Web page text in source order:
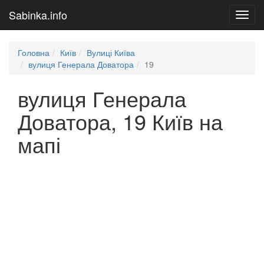
Sabinka.info
Головна Київ
Вулиці Київа
вулиця Генерала Доватора
19
вулиця Генерала
Доватора, 19 Київ на
мапі